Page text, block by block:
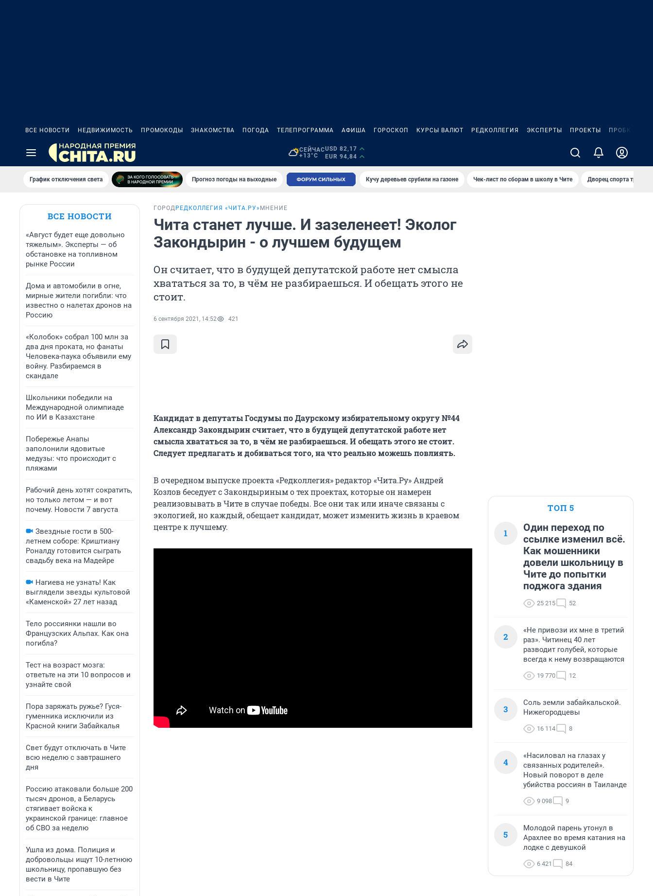
ВСЕ НОВОСТИ НЕДВИЖИМОСТЬ ПРОМОКОДЫ ЗНАКОМСТВА ПОГОДА ТЕЛЕПРОГРАММА АФИША ГОРОСКОП КУРСЫ ВАЛЮТ РЕДКОЛЛЕГИЯ ЭКСПЕРТЫ ПРОЕКТЫ ПРОБКИ
СЕЙЧАС
+13°C
USD 82,17
EUR 94,84
График отключения света Прогноз погоды на выходные Кучу деревьев срубили на газоне Чек-лист по сборам в школу в Чите Дворец спорта
ВСЕ НОВОСТИ
«Август будет еще довольно
тяжелым». Эксперты — об
обстановке на топливном
рынке России
Дома и автомобили в огне,
мирные жители погибли: что
известно о налетах дронов на
Россию
«Колобок» собрал 100 млн за
два дня проката, но фанаты
Человека-паука объявили ему
войну. Разбираемся в
скандале
Школьники победили на
Международной олимпиаде
по ИИ в Казахстане
Побережье Анапы
заполонили ядовитые
медузы: что происходит с
пляжами
Рабочий день хотят сократить,
но только летом — и вот
почему. Новости 7 августа
Звездные гости в 500-
летнем соборе: Криштиану
Роналду готовится сыграть
свадьбу века на Мадейре
Нагиева не узнать! Как
выглядели звезды культовой
«Каменской» 27 лет назад
Тело россиянки нашли во
Французских Альпах. Как она
погибла?
Тест на возраст мозга:
ответьте на эти 10 вопросов и
узнайте свой
Пора заряжать ружье? Гуся-
гуменника исключили из
Красной книги Забайкалья
Свет будут отключать в Чите
всю неделю с завтрашнего
дня
Россию атаковали больше 200
тысяч дронов, а Беларусь
стягивает войска к
украинской границе: главное
об СВО за неделю
Ушла из дома. Полиция и
добровольцы ищут 10-летнюю
школьницу, пропавшую без
вести в Чите
ГОРОД РЕДКОЛЛЕГИЯ «ЧИТА.РУ» МНЕНИЕ
Чита станет лучше. И зазеленеет! Эколог
Закондырин - о лучшем будущем
Он считает, что в будущей депутатской работе нет смысла
хвататься за то, в чём не разбираешься. И обещать этого не
стоит.
6 сентября 2021, 14:52 421
Кандидат в депутаты Госдумы по Даурскому избирательному округу №44
Александр Закондырин считает, что в будущей депутатской работе нет
смысла хвататься за то, в чём не разбираешься. И обещать этого не стоит.
Следует предлагать и добиваться того, на что реально можешь повлиять.
В очередном выпуске проекта «Редколлегия» редактор «Чита.Ру» Андрей
Козлов беседует с Закондыриным о тех проектах, которые он намерен
реализовывать в Чите в случае победы. Все они так или иначе связаны с
экологией, но каждый, обещает кандидат, может изменить жизнь в краевом
центре к лучшему.
ТОП 5
1
Один переход по
ссылке изменил всё.
Как мошенники
довели школьницу в
Чите до попытки
поджога здания
25 215 52
2
«Не привози их мне в третий
раз». Читинец 40 лет
разводит голубей, которые
всегда к нему возвращаются
19 770 12
3
Соль земли забайкальской.
Нижегородцевы
16 114 8
4
«Насиловал на глазах у
связанных родителей».
Новый поворот в деле
убийства россиян в Таиланде
9 098 9
5
Молодой парень утонул в
Арахлее во время катания на
лодке с девушкой
6 421 84